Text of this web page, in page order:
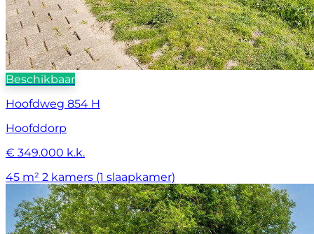
Beschikbaar
Hoofdweg 854 H
Hoofddorp
€ 349.000 k.k.
45 m² 2 kamers (1 slaapkamer)